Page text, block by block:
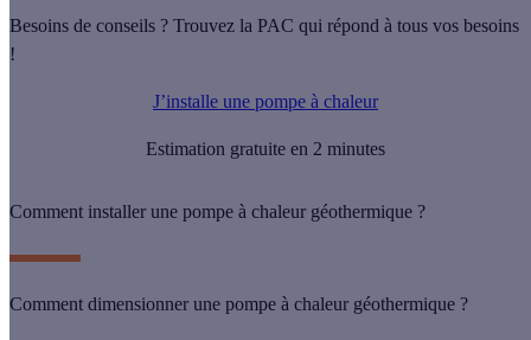
Besoins de conseils ? Trouvez la PAC qui répond à tous vos besoins
!
J’installe une pompe à chaleur
Estimation gratuite en 2 minutes
Comment installer une pompe à chaleur géothermique ?
Comment dimensionner une pompe à chaleur géothermique ?